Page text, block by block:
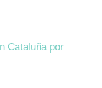
Cataluña por